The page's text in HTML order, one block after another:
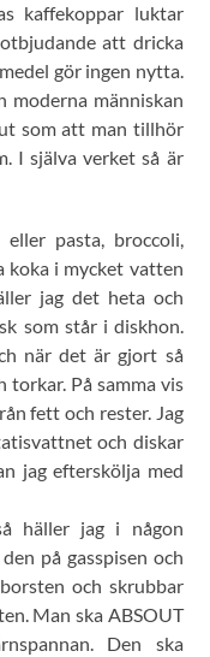
kaffekoppar luktar
att dricka
gör ingen nytta.
moderna människan
som att man tillhör
I själva verket så är
pasta, broccoli,
koka i mycket vatten
jag det heta och
som står i diskhon.
när det är gjort så
torkar. På samma vis
fett och rester. Jag
och diskar
jag efterskölja med
häller jag i någon
på gasspisen och
och skrubbar
Man ska ABSOUT
Den ska